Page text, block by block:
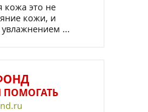
кожа это не
кожи, и
...